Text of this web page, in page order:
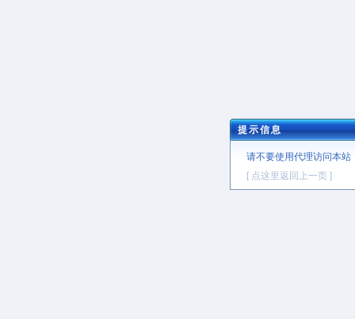
提示信息
请不要使用代理访问本站
[ 点这里返回上一页 ]